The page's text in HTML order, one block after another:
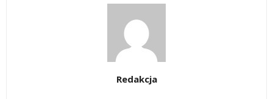
Redakcja